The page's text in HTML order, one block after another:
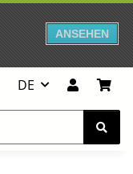
ANSEHEN
DE